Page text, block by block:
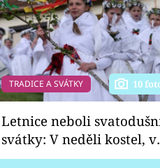
TRADICE A SVÁTKY 10
Letnice neboli
svátky: V neděli kostel, v
pondělí zábava